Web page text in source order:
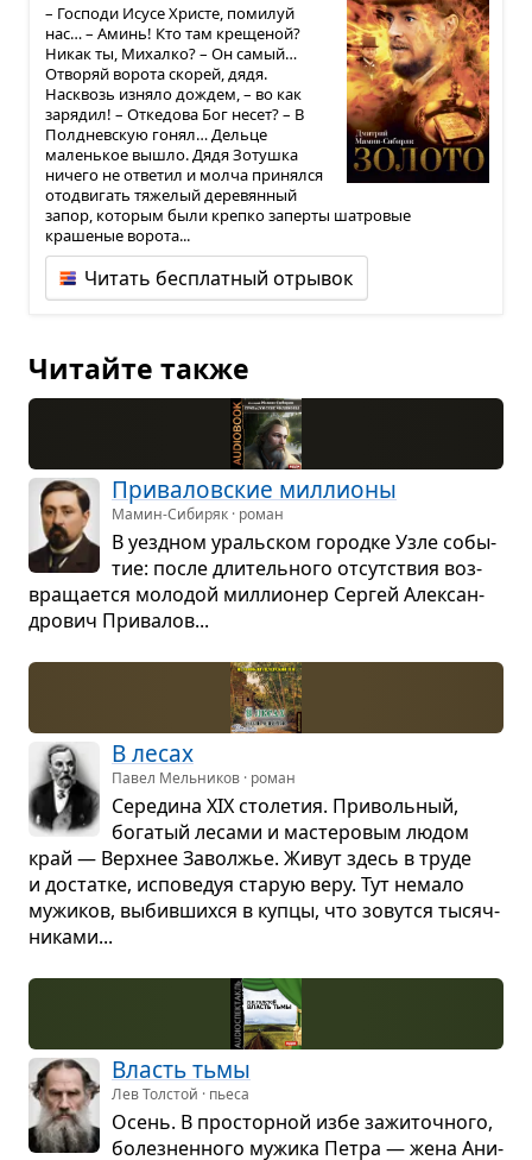
– Господи Исусе Христе, помилуй
нас… – Аминь! Кто там крещеной?
Никак ты, Михалко? – Он самый…
Отворяй ворота скорей, дядя.
Насквозь изняло дождем, – во как
зарядил! – Откедова Бог несет? – В
Полдневскую гонял… Дельце
маленькое вышло. Дядя Зотушка
ничего не ответил и молча принялся
отодвигать тяжелый деревянный
запор, которым были крепко заперты шатровые
крашеные ворота...
Читать бесплатный отрывок
Читайте также
При­ва­лов­ские мил­ли­оны
Мамин-Сибиряк · роман
В уезд­ном ураль­ском городке Узле собы­
тие: после дли­тель­ного отсут­ствия воз­
вра­ща­ется моло­дой мил­ли­о­нер Сер­гей Алек­сан­
дро­вич При­ва­лов...
В лесах
Павел Мельников · роман
Сере­дина XIX сто­ле­тия. При­воль­ный,
бога­тый лесами и масте­ро­вым людом
край — Верх­нее Заволжье. Живут здесь в труде
и достатке, испо­ве­дуя ста­рую веру. Тут немало
мужи­ков, выбив­шихся в купцы, что зовутся тысяч­
ни­ками...
Власть тьмы
Лев Толстой · пьеса
Осень. В про­стор­ной избе зажи­точ­ного,
болез­нен­ного мужика Петра — жена Ани­